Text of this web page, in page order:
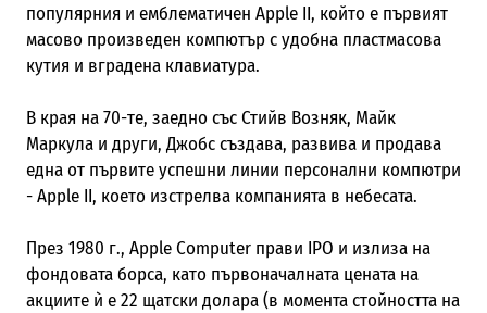
популярния и емблематичен Apple II, който е първият
масово произведен компютър с удобна пластмасова
кутия и вградена клавиатура.
В края на 70-те, заедно със Стийв Возняк, Майк
Маркула и други, Джобс създава, развива и продава
една от първите успешни линии персонални компютри
- Apple II, което изстрелва компанията в небесата.
През 1980 г., Apple Computer прави IPO и излиза на
фондовата борса, като първоначалната цената на
акциите ѝ е 22 щатски долара (в момента стойността на